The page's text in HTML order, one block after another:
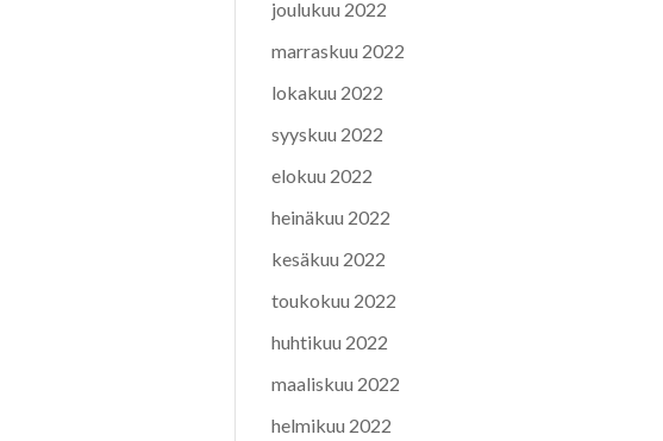
joulukuu 2022
marraskuu 2022
lokakuu 2022
syyskuu 2022
elokuu 2022
heinäkuu 2022
kesäkuu 2022
toukokuu 2022
huhtikuu 2022
maaliskuu 2022
helmikuu 2022